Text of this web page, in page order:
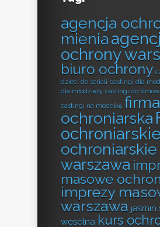
agencja
mienia
ochrony
biuro ochrony
dzieci do seriali castingi dla
dla młodzieży castingi do
castingi na modelkę firma
ochroniarska
ochroniarskie
ochroniarskie
warszawa
masowe
imprezy
warszawa jaśmin
weselna kurs